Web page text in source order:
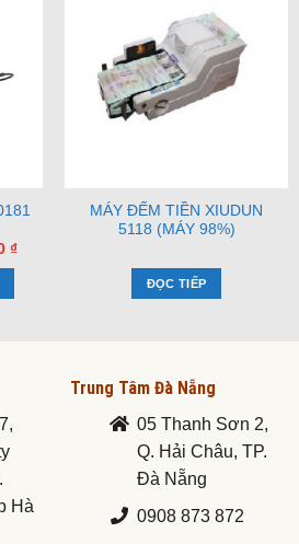
₫Giá
MÁY ĐẾM TIỀN XIUDUN
5118 (MÁY 98%)
ĐỌC TIẾP
Hà
Trung Tâm Đà Nẵng
05 Thanh Sơn 2,
Q. Hải Châu, TP.
Đà Nẵng
0908 873 872